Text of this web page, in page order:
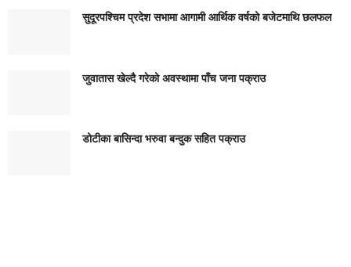
सुदूरपश्चिम प्रदेश सभामा आगामी आर्थिक वर्षको बजेटमाथि छलफल
जुवातास खेल्दै गरेको अवस्थामा पाँच जना पक्राउ
डोटीका बासिन्दा भरुवा बन्दुक सहित पक्राउ